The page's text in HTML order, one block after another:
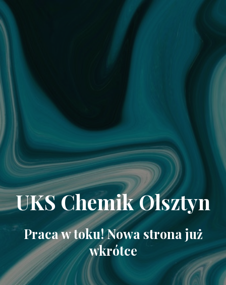
UKS Chemik Olsztyn
Praca w toku! Nowa strona już
wkrótce